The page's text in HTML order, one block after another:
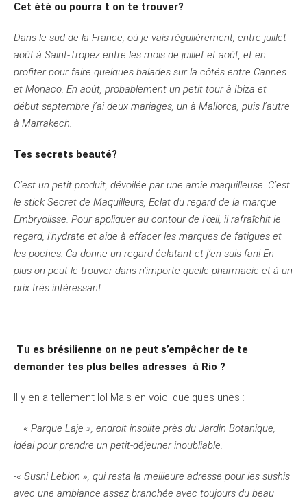
Cet été ou pourra t on te trouver?
Dans le sud de la France, où je vais régulièrement, entre juillet-
août à Saint-Tropez entre les mois de juillet et août, et en
profiter pour faire quelques balades sur la côtés entre Cannes
et Monaco. En août, probablement un petit tour à Ibiza et
début septembre j’ai deux mariages, un à Mallorca, puis l’autre
à Marrakech.
Tes secrets beauté?
C’est un petit produit, dévoilée par une amie maquilleuse. C’est
le stick Secret de Maquilleurs, Eclat du regard de la marque
Embryolisse. Pour appliquer au contour de l’œil, il rafraîchit le
regard, l’hydrate et aide à effacer les marques de fatigues et
les poches. Ca donne un regard éclatant et j’en suis fan! En
plus on peut le trouver dans n’importe quelle pharmacie et à un
prix très intéressant.
Tu es brésilienne on ne peut s’empêcher de te
demander tes plus belles adresses à Rio ?
Il y en a tellement lol Mais en voici quelques unes :
– « Parque Laje », endroit insolite près du Jardin Botanique,
idéal pour prendre un petit-déjeuner inoubliable.
-« Sushi Leblon », qui resta la meilleure adresse pour les sushis
avec une ambiance assez branchée avec toujours du beau